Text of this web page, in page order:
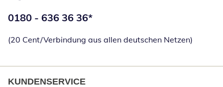
Telefonnummer:
0180 - 636 36 36*
(20 Cent/Verbindung aus allen deutschen Netzen)
KUNDENSERVICE